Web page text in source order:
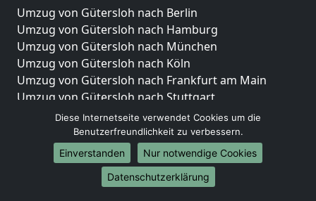
Umzug von Gütersloh nach Berlin
Umzug von Gütersloh nach Hamburg
Umzug von Gütersloh nach München
Umzug von Gütersloh nach Köln
Umzug von Gütersloh nach Frankfurt am Main
Umzug von Gütersloh nach Stuttgart
Umzug von Gütersloh nach Düsseldorf
Umzug von Gütersloh nach Leipzig
Umzug von Gütersloh nach Dortmund
Umzug von Gütersloh nach Essen
Umzug von Gütersloh nach Bremen
Diese Internetseite verwendet Cookies um die
Benutzerfreundlichkeit zu verbessern.
Einverstanden
Nur notwendige Cookies
Datenschutzerklärung